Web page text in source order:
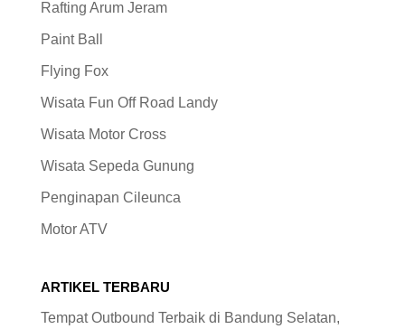
Rafting Arum Jeram
Paint Ball
Flying Fox
Wisata Fun Off Road Landy
Wisata Motor Cross
Wisata Sepeda Gunung
Penginapan Cileunca
Motor ATV
ARTIKEL TERBARU
Tempat Outbound Terbaik di Bandung Selatan,